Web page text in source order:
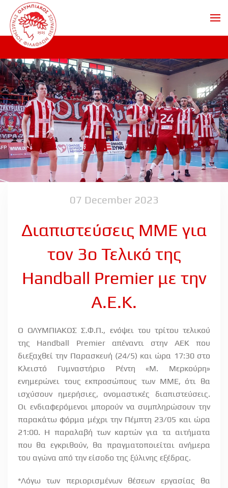
Skip to main content
07 December 2023
Διαπιστεύσεις MME για
τον 3ο Τελικό της
Handball Premier με την
A.E.K.
O ΟΛΥΜΠΙΑΚΟΣ Σ.Φ.Π., ενόψει του τρίτου τελικού
της Handball Premier απέναντι στην ΑΕΚ που
διεξαχθεί την Παρασκευή (24/5) και ώρα 17:30 στο
Κλειστό Γυμναστήριο Ρέντη «Μ. Μερκούρη»
ενημερώνει τους εκπροσώπους των ΜΜΕ, ότι θα
ισχύσουν ημερήσιες, ονομαστικές διαπιστεύσεις.
Οι ενδιαφερόμενοι μπορούν να συμπληρώσουν την
παρακάτω φόρμα μέχρι την Πέμπτη 23/05 και ώρα
21:00. Η παραλαβή των καρτών για τα αιτήματα
που θα εγκριθούν, θα πραγματοποιείται ανήμερα
του αγώνα από την είσοδο της ξύλινης εξέδρας.
*Λόγω των περιορισμένων θέσεων εργασίας θα